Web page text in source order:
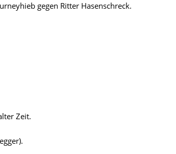
gegen Ritter Hasenschreck.
Zeit.